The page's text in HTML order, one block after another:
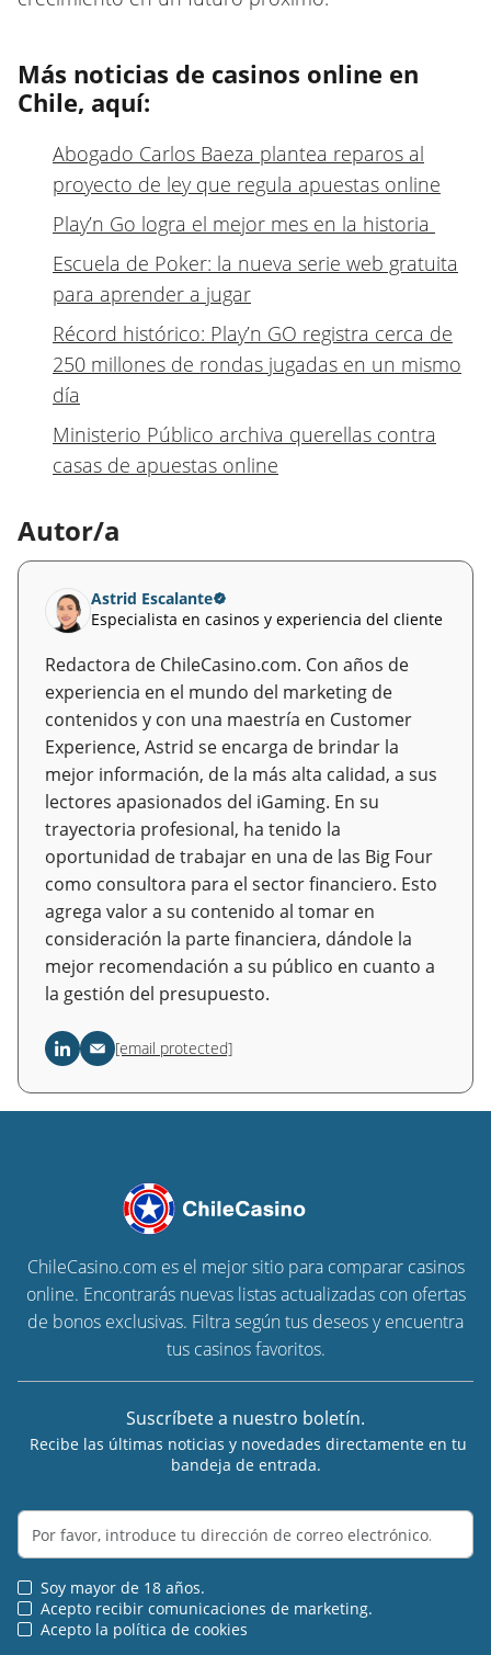
Más noticias de casinos online en
Chile, aquí:
Abogado Carlos Baeza plantea reparos al
proyecto de ley que regula apuestas online
Play’n Go logra el mejor mes en la historia
Escuela de Poker: la nueva serie web gratuita
para aprender a jugar
Récord histórico: Play’n GO registra cerca de
250 millones de rondas jugadas en un mismo
día
Ministerio Público archiva querellas contra
casas de apuestas online
Autor/a
Astrid Escalante
Especialista en casinos y experiencia del cliente
Redactora de ChileCasino.com. Con años de
experiencia en el mundo del marketing de
contenidos y con una maestría en Customer
Experience, Astrid se encarga de brindar la
mejor información, de la más alta calidad, a sus
lectores apasionados del iGaming. En su
trayectoria profesional, ha tenido la
oportunidad de trabajar en una de las Big Four
como consultora para el sector financiero. Esto
agrega valor a su contenido al tomar en
consideración la parte financiera, dándole la
mejor recomendación a su público en cuanto a
la gestión del presupuesto.
[email protected]
ChileCasino.com es el mejor sitio para comparar casinos
online. Encontrarás nuevas listas actualizadas con ofertas
de bonos exclusivas. Filtra según tus deseos y encuentra
tus casinos favoritos.
Suscríbete a nuestro boletín.
Recibe las últimas noticias y novedades directamente en tu
bandeja de entrada.
Soy mayor de 18 años.
Acepto recibir comunicaciones de marketing.
Acepto la política de cookies